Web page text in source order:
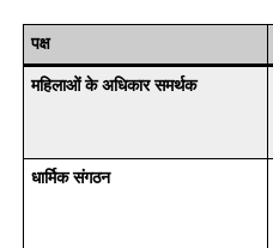
पक्ष
महिलाओं के अधिकार समर्थक
धार्मिक संगठन